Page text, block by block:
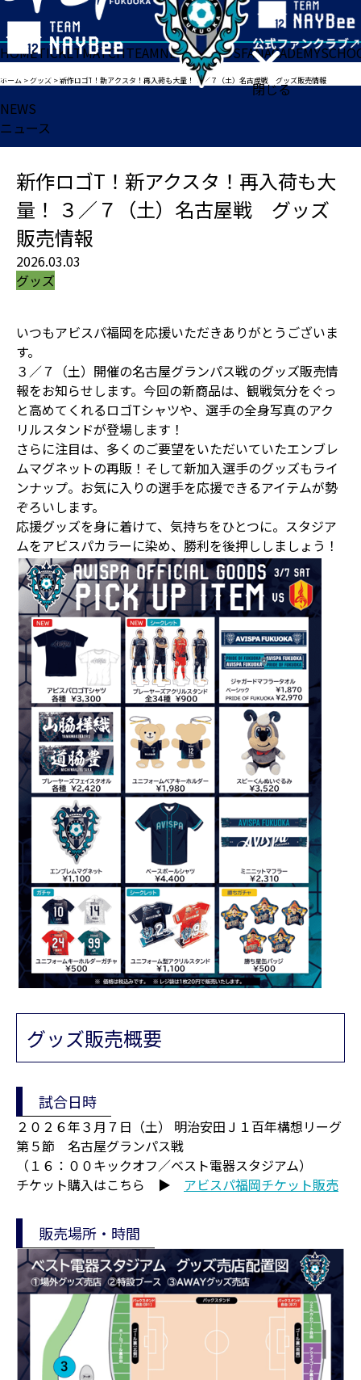
閉じる
HOMETICKETMATCHTEAMNEWSGOODSFANACADEMY
ホーム >グッズ >新作ロゴT！新アクスタ！再入荷も大量！ ３／７（土）名古屋戦 グッズ販売情報
NEWS
ニュース
新作ロゴT！新アクスタ！再入荷も大
量！ ３／７（土）名古屋戦 グッズ
販売情報
2026.03.03
グッズ
いつもアビスパ福岡を応援いただきありがとうございま
す。
３／７（土）開催の名古屋グランパス戦のグッズ販売情
報をお知らせします。今回の新商品は、観戦気分をぐっ
と高めてくれるロゴTシャツや、選手の全身写真のアク
リルスタンドが登場します！
さらに注目は、多くのご要望をいただいていたエンブレ
ムマグネットの再販！そして新加入選手のグッズもライ
ンナップ。お気に入りの選手を応援できるアイテムが勢
ぞろいします。
応援グッズを身に着けて、気持ちをひとつに。スタジア
ムをアビスパカラーに染め、勝利を後押ししましょう！
グッズ販売概要
試合日時
２０２６年３月７日（土） 明治安田Ｊ１百年構想リーグ
第５節 名古屋グランパス戦
（１６：００キックオフ／ベスト電器スタジアム）
チケット購入はこちら ▶ アビスパ福岡チケット販売
販売場所・時間